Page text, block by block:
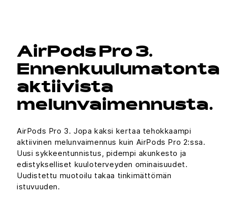
AirPods Pro 3.
Ennenkuulumatonta
aktiivista
melunvaimennusta.
AirPods Pro 3. Jopa kaksi kertaa tehokkaampi
aktiivinen melunvaimennus kuin AirPods Pro 2:ssa.
Uusi sykkeentunnistus, pidempi akunkesto ja
edistykselliset kuuloterveyden ominaisuudet.
Uudistettu muotoilu takaa tinkimättömän
istuvuuden.